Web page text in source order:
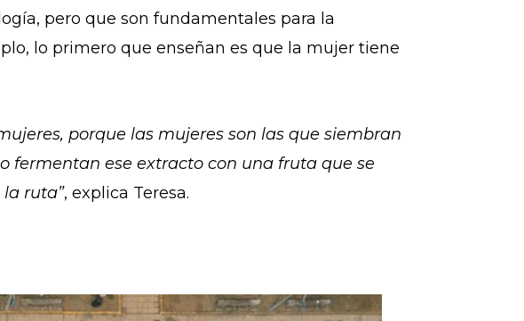
pero que son fundamentales para la
lo primero que enseñan es que la mujer tiene
porque las mujeres son las que siembran
fermentan ese extracto con una fruta que se
ruta”, explica Teresa.